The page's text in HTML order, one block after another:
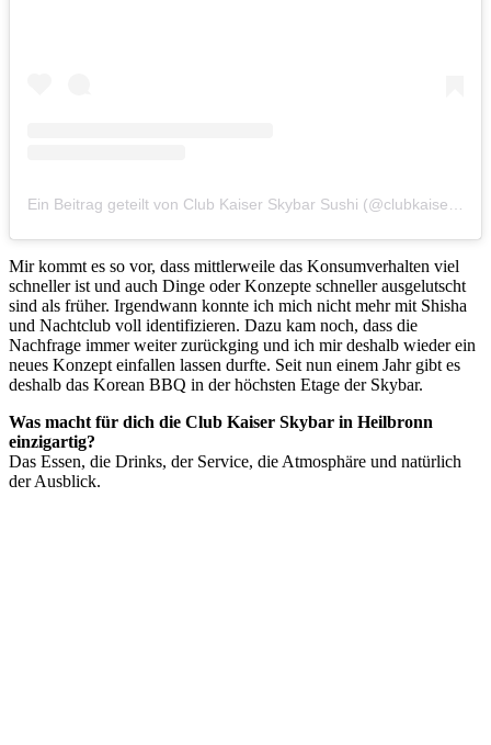
Mir kommt es so vor, dass mittlerweile das Konsumverhalten viel
schneller ist und auch Dinge oder Konzepte schneller ausgelutscht
sind als früher. Irgendwann konnte ich mich nicht mehr mit Shisha
und Nachtclub voll identifizieren. Dazu kam noch, dass die
Nachfrage immer weiter zurückging und ich mir deshalb wieder ein
neues Konzept einfallen lassen durfte. Seit nun einem Jahr gibt es
deshalb das Korean BBQ in der höchsten Etage der Skybar.
Was macht für dich die Club Kaiser Skybar in Heilbronn
einzigartig?
Das Essen, die Drinks, der Service, die Atmosphäre und natürlich
der Ausblick.